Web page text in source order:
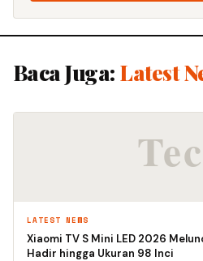
Baca Juga: Latest
LATEST NEWS
Xiaomi TV S Mini LED 2026
Hadir hingga Ukuran 98 Inci